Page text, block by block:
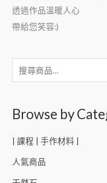
透過作品溫暖人心
帶給您笑容:)
Browse by
| 課程 | 手作材料 |
人氣商品